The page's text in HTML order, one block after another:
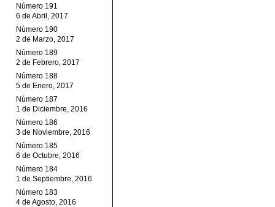
Número 191
6 de Abril, 2017
Número 190
2 de Marzo, 2017
Número 189
2 de Febrero, 2017
Número 188
5 de Enero, 2017
Número 187
1 de Diciembre, 2016
Número 186
3 de Noviembre, 2016
Número 185
6 de Octubre, 2016
Número 184
1 de Septiembre, 2016
Número 183
4 de Agosto, 2016